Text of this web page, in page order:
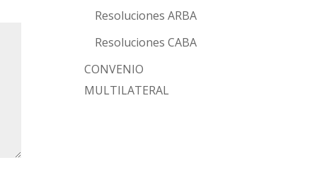
Resoluciones ARBA
Resoluciones CABA
CONVENIO
MULTILATERAL